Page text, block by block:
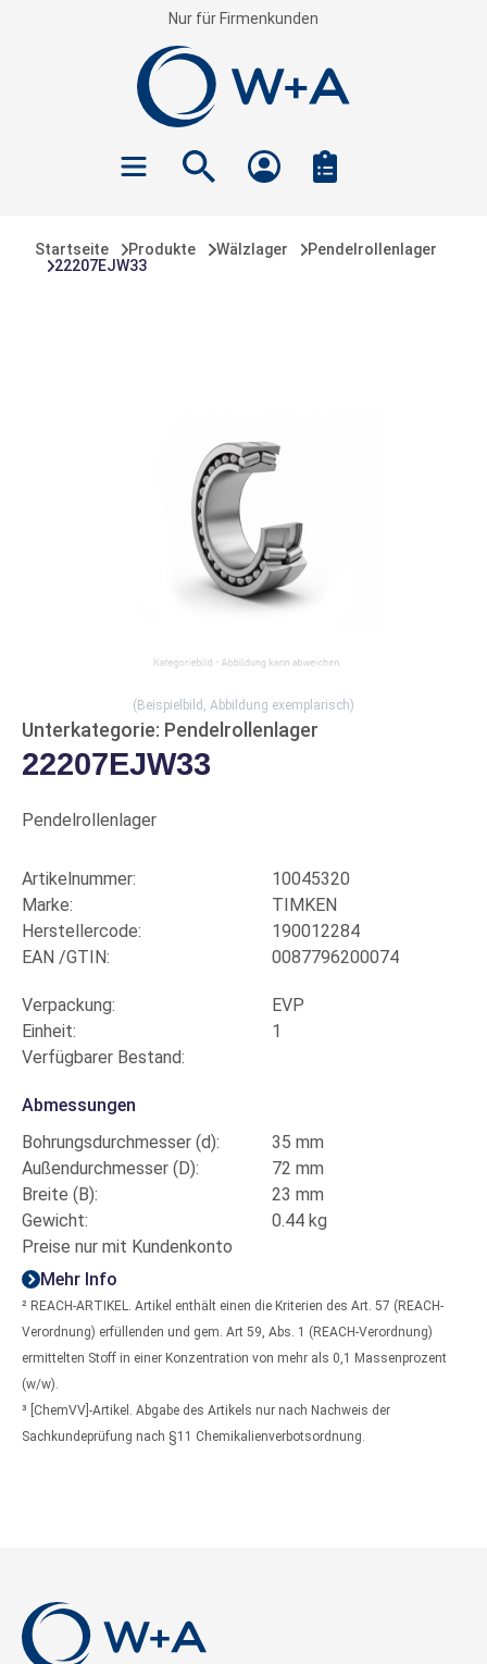
Nur für Firmenkunden
Startseite Produkte Wälzlager
Pendelrollenlager
22207EJW33
(Beispielbild, Abbildung exemplarisch)
Unterkategorie: Pendelrollenlager
22207EJW33
Pendelrollenlager
Artikelnummer:
10045320
Marke:
TIMKEN
Herstellercode:
190012284
EAN /GTIN:
0087796200074
Verpackung:
EVP
Einheit:
1
Verfügbarer Bestand:
Abmessungen
Bohrungsdurchmesser (d):
35 mm
Außendurchmesser (D):
72 mm
Breite (B):
23 mm
Gewicht:
0.44 kg
Preise nur mit Kundenkonto
Mehr Info
² REACH-ARTIKEL. Artikel enthält einen die Kriterien des Art. 57 (REACH-
Verordnung) erfüllenden und gem. Art 59, Abs. 1 (REACH-Verordnung)
ermittelten Stoff in einer Konzentration von mehr als 0,1 Massenprozent
(w/w).
³ [ChemVV]-Artikel. Abgabe des Artikels nur nach Nachweis der
Sachkundeprüfung nach §11 Chemikalienverbotsordnung.